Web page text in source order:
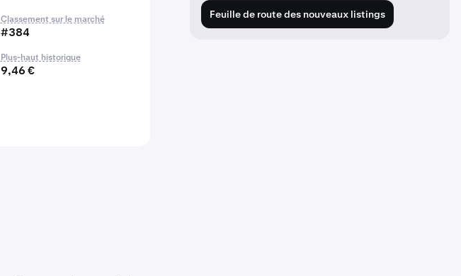
Classement sur le marché
#384
Plus-haut historique
9,46 €
Feuille de route des nouveaux listings